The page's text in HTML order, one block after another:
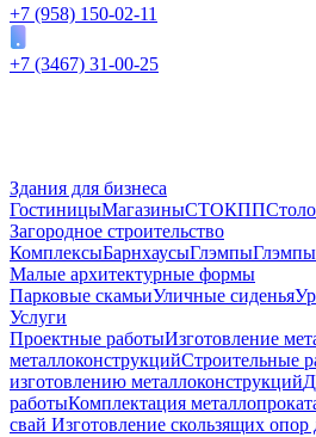
+7 (958) 150-02-11
+7 (3467) 31-00-25
Здания для бизнеса
ГостиницыМагазиныСТОКПП
Загородное строительство
КомплексыБарнхаусыГлэмпы
Малые архитектурные формы
Парковые скамьиУличные сиденья
Услуги
Проектные работыИзготовление
металлоконструкцийСтроительные
изготовлению металлоконструкций
работыКомплектация
свай Изготовление скользящих опор